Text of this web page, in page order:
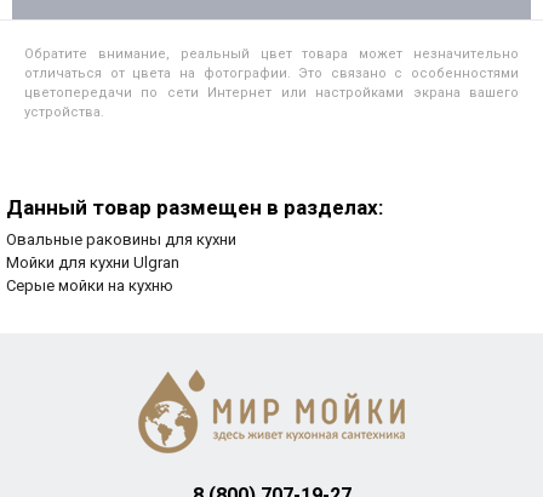
Обратите внимание, реальный цвет товара может незначительно
отличаться от цвета на фотографии. Это связано с особенностями
цветопередачи по сети Интернет или настройками экрана вашего
устройства.
Данный товар размещен в разделах:
Овальные раковины для кухни
Мойки для кухни Ulgran
Серые мойки на кухню